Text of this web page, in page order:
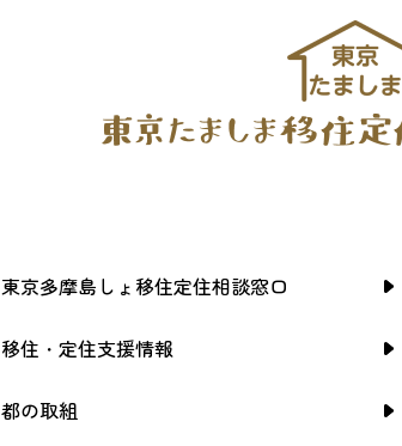
東京多摩島しょ移住定住相談窓口
移住・定住支援情報
都の取組